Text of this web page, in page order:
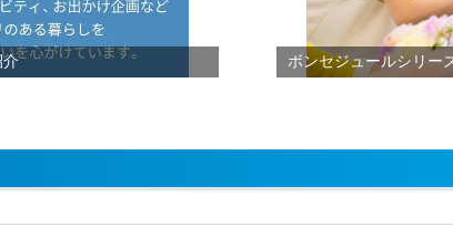
介 ボンセジュールシリー